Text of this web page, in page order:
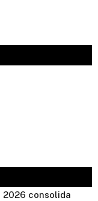
2026 consolida